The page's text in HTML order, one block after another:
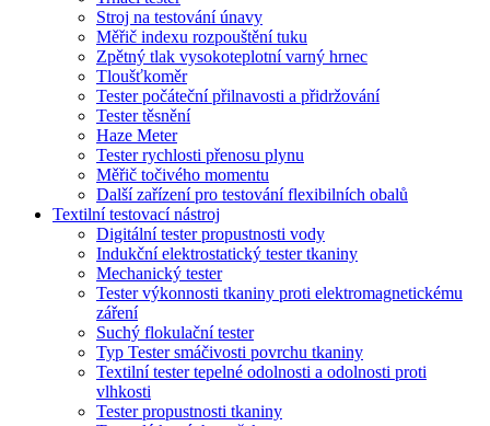
Stroj na testování únavy
Měřič indexu rozpouštění tuku
Zpětný tlak vysokoteplotní varný hrnec
Tloušťkoměr
Tester počáteční přilnavosti a přidržování
Tester těsnění
Haze Meter
Tester rychlosti přenosu plynu
Měřič točivého momentu
Další zařízení pro testování flexibilních obalů
Textilní testovací nástroj
Digitální tester propustnosti vody
Indukční elektrostatický tester tkaniny
Mechanický tester
Tester výkonnosti tkaniny proti elektromagnetickému
záření
Suchý flokulační tester
Typ Tester smáčivosti povrchu tkaniny
Textilní tester tepelné odolnosti a odolnosti proti
vlhkosti
Tester propustnosti tkaniny